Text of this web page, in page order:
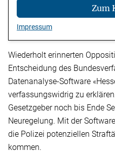
Zum
Impressum
Wiederholt erinnerten
Entscheidung des
Datenanalyse-Software
verfassungswidrig zu
Gesetzgeber noch bis Ende
Neuregelung. Mit der
die Polizei potenziellen
kommen.